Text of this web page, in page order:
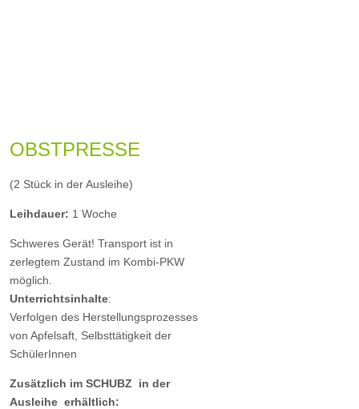
OBSTPRESSE
(2 Stück in der Ausleihe)
Leihdauer: 1 Woche
Schweres Gerät! Transport ist in
zerlegtem Zustand im Kombi-PKW
möglich.
Unterrichtsinhalte:
Verfolgen des Herstellungsprozesses
von Apfelsaft, Selbsttätigkeit der
SchülerInnen
Zusätzlich im SCHUBZ in der
Ausleihe erhältlich: